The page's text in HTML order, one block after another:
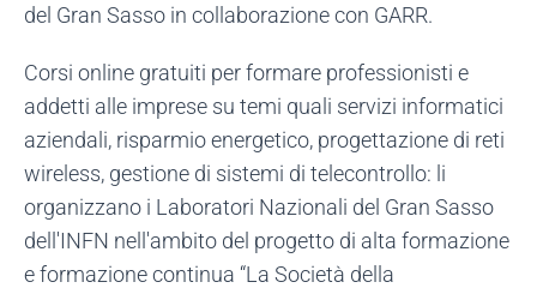
del Gran Sasso in collaborazione con GARR.
Corsi online gratuiti per formare professionisti e
addetti alle imprese su temi quali servizi informatici
aziendali, risparmio energetico, progettazione di reti
wireless, gestione di sistemi di telecontrollo: li
organizzano i Laboratori Nazionali del Gran Sasso
dell'INFN nell'ambito del progetto di alta formazione
e formazione continua “La Società della